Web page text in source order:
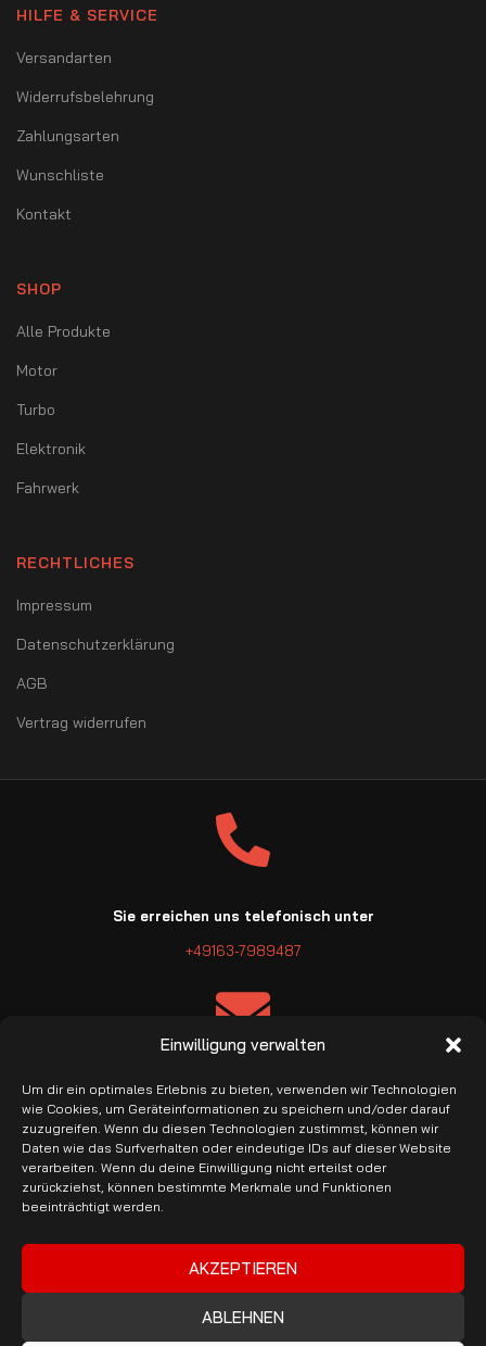
Einwilligung verwalten
Um dir ein optimales Erlebnis zu bieten, verwenden wir Technologien
wie Cookies, um Geräteinformationen zu speichern und/oder darauf
zuzugreifen. Wenn du diesen Technologien zustimmst, können wir
Daten wie das Surfverhalten oder eindeutige IDs auf dieser Website
verarbeiten. Wenn du deine Einwilligung nicht erteilst oder
zurückziehst, können bestimmte Merkmale und Funktionen
beeinträchtigt werden.
AKZEPTIEREN
ABLEHNEN
HILFE & SERVICE
Versandarten
Widerrufsbelehrung
Zahlungsarten
Wunschliste
Kontakt
SHOP
Alle Produkte
Motor
Turbo
Elektronik
Fahrwerk
RECHTLICHES
Impressum
Datenschutzerklärung
AGB
Vertrag widerrufen
Sie erreichen uns telefonisch unter
+49163-7989487
E-Mail: info@pro-garage.com